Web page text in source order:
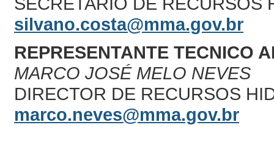
silvano.costa@mma.gov.br
REPRESENTANTE TECNICO
MARCO JOSÉ MELO NEVES
DIRECTOR DE RECURSOS
marco.neves@mma.gov.br